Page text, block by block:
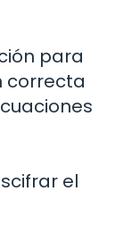
para
correcta
el